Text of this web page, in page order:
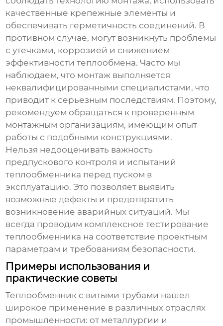
качественные крепежные элементы и
обеспечивать герметичность соединений. В
противном случае, могут возникнуть проблемы
с утечками, коррозией и снижением
эффективности теплообмена. Часто мы
наблюдаем, что монтаж выполняется
неквалифицированными специалистами, что
приводит к серьезным последствиям. Поэтому,
рекомендуем обращаться к проверенным
монтажным организациям, имеющим опыт
работы с подобными конструкциями.
Нельзя недооценивать важность
предпускового контроля и испытаний
теплообменника перед пуском в
эксплуатацию. Это позволяет выявить
возможные дефекты и предотвратить
возникновение аварийных ситуаций. Мы
всегда проводим комплексное тестирование
теплообменника на соответствие проектным
параметрам и требованиям безопасности.
Примеры использования и
практические советы
Теплообменник с витыми трубами нашел
широкое применение в различных отраслях
промышленности: от металлургии и